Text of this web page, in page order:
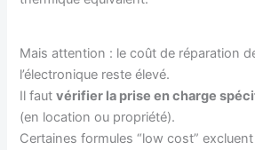
Mais attention : le coût de réparation
l’électronique reste élevé.
Il fautvérifier la prise en charge
(en location ou propriété).
Certaines formules “low cost”